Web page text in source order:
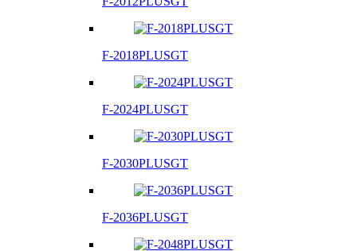
F-2018PLUSGT
F-2024PLUSGT
F-2030PLUSGT
F-2036PLUSGT